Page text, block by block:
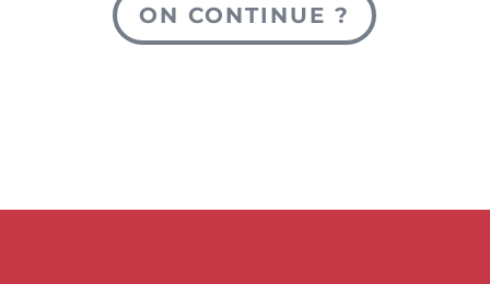
ON CONTINUE ?